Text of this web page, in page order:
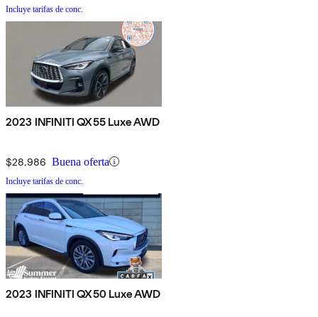
Incluye tarifas de conc.
2023 INFINITI QX55 Luxe AWD
$28,986 Buena oferta
Incluye tarifas de conc.
2023 INFINITI QX50 Luxe AWD